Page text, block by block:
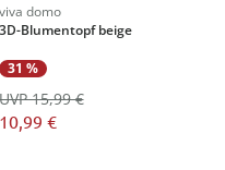
viva domo
3D-Blumentopf beige
31 %
10,99 €
15,99 €